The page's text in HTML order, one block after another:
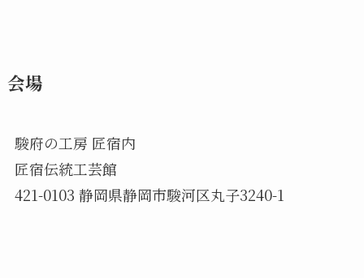
会場
駿府の工房 匠宿内
匠宿伝統工芸館
421-0103 静岡県静岡市駿河区丸子3240-1